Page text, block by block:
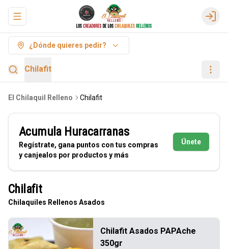
Abrir menu de navegación
¿Dónde quieres pedir?
Chilafit
El Chilaquil Relleno Chilafit
Acumula Huracarranas
Regístrate, gana puntos con tus compras
y canjealos por productos y más
Únete
Chilafit
Chilaquiles Rellenos Asados
Chilafit Asados PAPAche
350gr